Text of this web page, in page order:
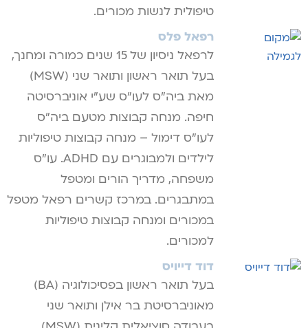
טיפולית לנשות מכורים.
רפאל פלס
לרפאל ניסיון של 15 שנים כמורה ומחנך,
בעל תואר ראשון ותואר שני (MSW)
מאת ביה"ס לעו"ס שע"י אוניברסיטה
חיפה. מנחה קבוצות מטעם ביה"ס
לעו"ס דימול – מנחה קבוצות טיפוליות
לילדים ולמבוגרים עם ADHD. עו"ס
משפחה, מדריך הורים ומטפל
במתבגרים. במרכז קשרים רפאל מטפל
במכורים ומנחה קבוצות טיפוליות
למכורים.
דוד דייויס
בעל תואר ראשון בפסיכולוגיה (BA)
מאוניברסיטת בר אילן ותואר שני